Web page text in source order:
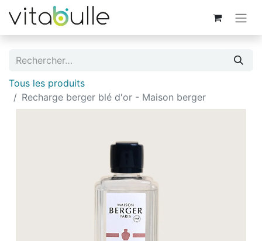
Tous les produits
Recharge berger blé d'or - Maison berger